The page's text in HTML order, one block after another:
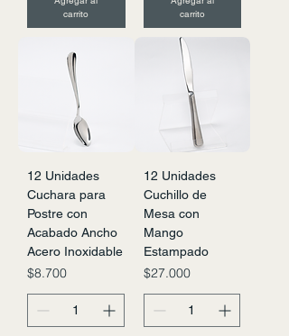
carrito
carrito
12 Unidades
Cuchara para
Postre con
Acabado Ancho
Acero Inoxidable
Precio
$8.700
12 Unidades
Cuchillo de
Mesa con
Mango
Estampado
Precio
$27.000